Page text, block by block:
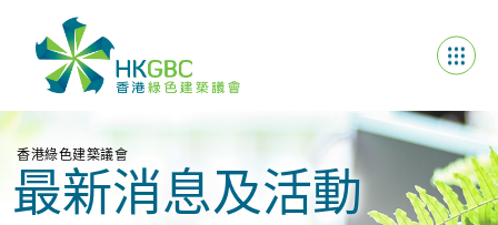
香港綠色建築議會
最新消息及活動